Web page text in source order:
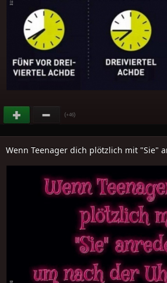
(+46)
Wenn Teenager dich plötzlich mit "Sie"